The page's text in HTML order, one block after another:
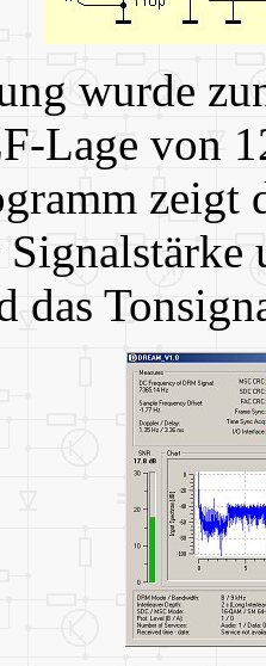
wurde
Lage von
das